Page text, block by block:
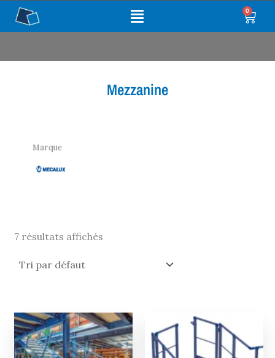
Aller
Main
0
Mezzanine
Marque
7 résultats affichés